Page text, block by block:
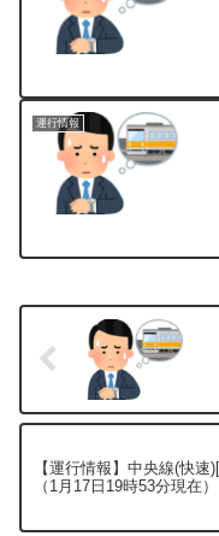
運行情報
【運行情報】中央線(快速
（1月17日19時53分現在）